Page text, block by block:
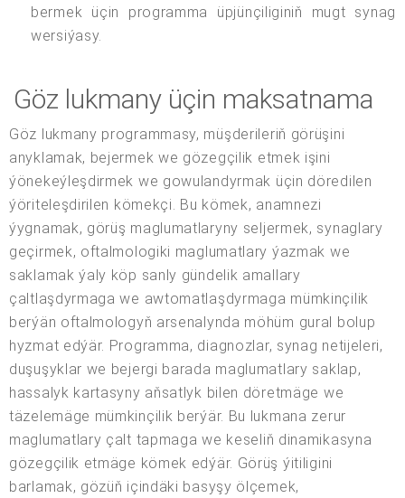
bermek üçin programma üpjünçiliginiň mugt synag
wersiýasy.
Göz lukmany üçin maksatnama
Göz lukmany programmasy, müşderileriň görüşini
anyklamak, bejermek we gözegçilik etmek işini
ýönekeýleşdirmek we gowulandyrmak üçin döredilen
ýöriteleşdirilen kömekçi. Bu kömek, anamnezi
ýygnamak, görüş maglumatlaryny seljermek, synaglary
geçirmek, oftalmologiki maglumatlary ýazmak we
saklamak ýaly köp sanly gündelik amallary
çaltlaşdyrmaga we awtomatlaşdyrmaga mümkinçilik
berýän oftalmologyň arsenalynda möhüm gural bolup
hyzmat edýär. Programma, diagnozlar, synag netijeleri,
duşuşyklar we bejergi barada maglumatlary saklap,
hassalyk kartasyny aňsatlyk bilen döretmäge we
täzelemäge mümkinçilik berýär. Bu lukmana zerur
maglumatlary çalt tapmaga we keseliň dinamikasyna
gözegçilik etmäge kömek edýär. Görüş ýitiligini
barlamak, gözüň içindäki basyşy ölçemek,